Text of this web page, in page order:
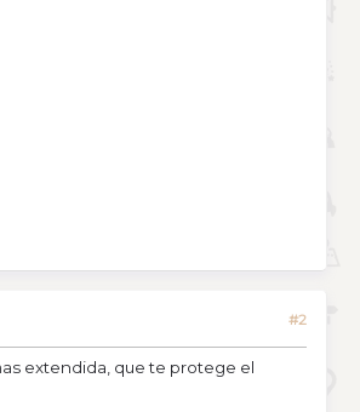
#2
extendida, que te protege el